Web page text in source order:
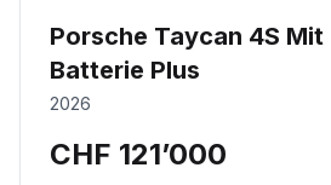
Porsche Taycan 4S
Batterie Plus
2026
CHF 121’000